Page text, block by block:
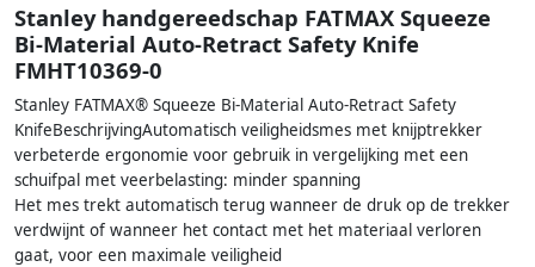
Stanley handgereedschap FATMAX Squeeze
Bi-Material Auto-Retract Safety Knife
FMHT10369-0
Stanley FATMAX® Squeeze Bi-Material Auto-Retract Safety
KnifeBeschrijvingAutomatisch veiligheidsmes met knijptrekker
verbeterde ergonomie voor gebruik in vergelijking met een
schuifpal met veerbelasting: minder spanning
Het mes trekt automatisch terug wanneer de druk op de trekker
verdwijnt of wanneer het contact met het materiaal verloren
gaat, voor een maximale veiligheid